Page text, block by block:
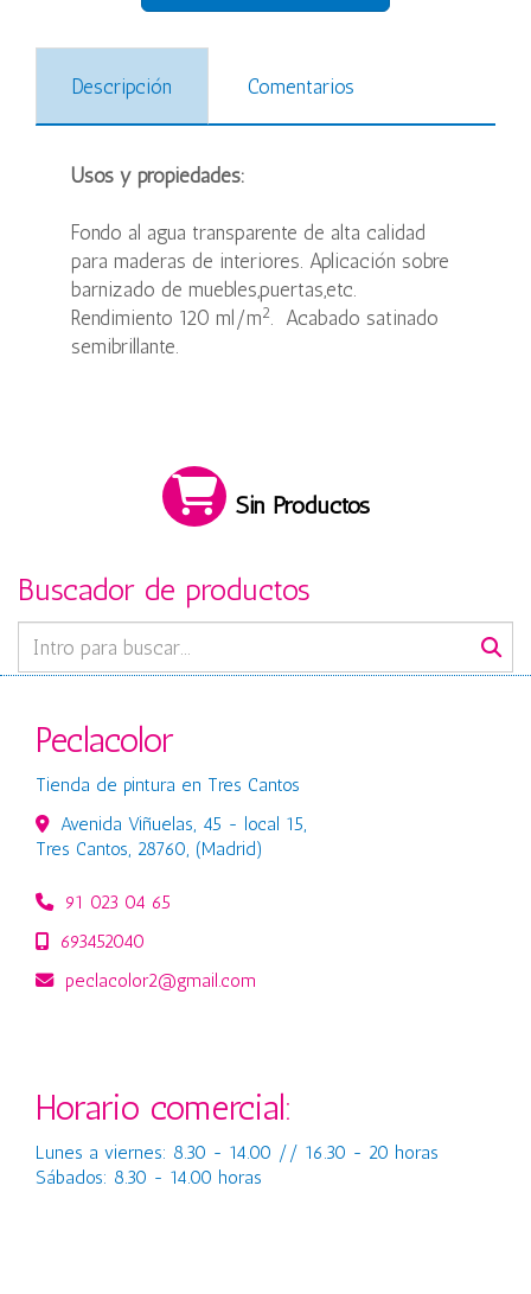
Descripción Comentarios
Usos y propiedades:
Fondo al agua transparente de alta calidad
para maderas de interiores. Aplicación sobre
barnizado de muebles,puertas,etc.
Rendimiento 120 ml/m2. Acabado satinado
semibrillante.
Sin Productos
Buscador de productos
Peclacolor
Tienda de pintura en Tres Cantos
Avenida Viñuelas, 45 - local 15,
Tres Cantos, 28760, (Madrid)
91 023 04 65
693452040
peclacolor2
gmail.com
Horario comercial:
Lunes a viernes: 8.30 - 14.00 // 16.30 - 20 horas
Sábados: 8.30 - 14.00 horas